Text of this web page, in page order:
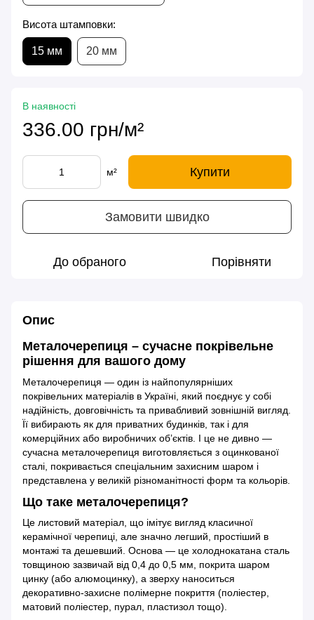
Висота штамповки:
15 мм 20 мм
В наявності
336.00 грн/м²
м² Купити
Замовити швидко
До обраного Порівняти
Опис
Металочерепиця – сучасне покрівельне
рішення для вашого дому
Металочерепиця — один із найпопулярніших
покрівельних матеріалів в Україні, який поєднує у собі
надійність, довговічність та привабливий зовнішній вигляд.
Її вибирають як для приватних будинків, так і для
комерційних або виробничих об’єктів. І це не дивно —
сучасна металочерепиця виготовляється з оцинкованої
сталі, покривається спеціальним захисним шаром і
представлена у великій різноманітності форм та кольорів.
Що таке металочерепиця?
Це листовий матеріал, що імітує вигляд класичної
керамічної черепиці, але значно легший, простіший в
монтажі та дешевший. Основа — це холоднокатана сталь
товщиною зазвичай від 0,4 до 0,5 мм, покрита шаром
цинку (або алюмоцинку), а зверху наноситься
декоративно-захисне полімерне покриття (поліестер,
матовий поліестер, пурал, пластизол тощо).